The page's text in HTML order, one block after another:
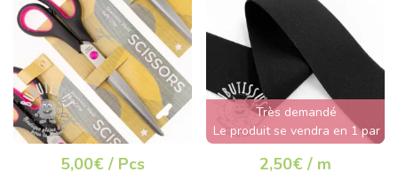
5,00€ / Pcs
Très demandé
Le produit se vendra en 1 par
2,50€ / m